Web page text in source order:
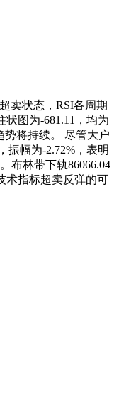
卖状态，RSI各周期
图为-681.11，均为
势将持续。 尽管大户
振幅为-2.72%，表明
布林带下轨86066.04
术指标超卖反弹的可